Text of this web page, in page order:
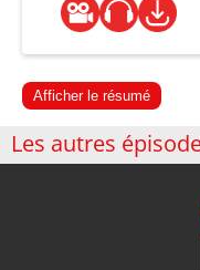
Afficher le résumé
Les autres